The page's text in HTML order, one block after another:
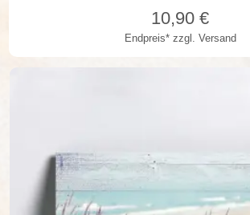
Endpreis* zzgl. Versand
10,90 €